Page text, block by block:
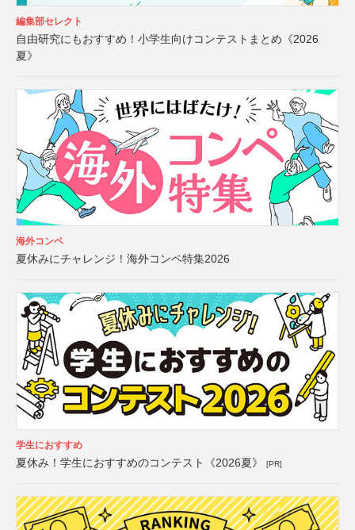
編集部セレクト
自由研究にもおすすめ！小学生向けコンテストまとめ《2026
夏》
海外コンペ
夏休みにチャレンジ！海外コンペ特集2026
学生におすすめ
夏休み！学生におすすめのコンテスト《2026夏》 [PR]